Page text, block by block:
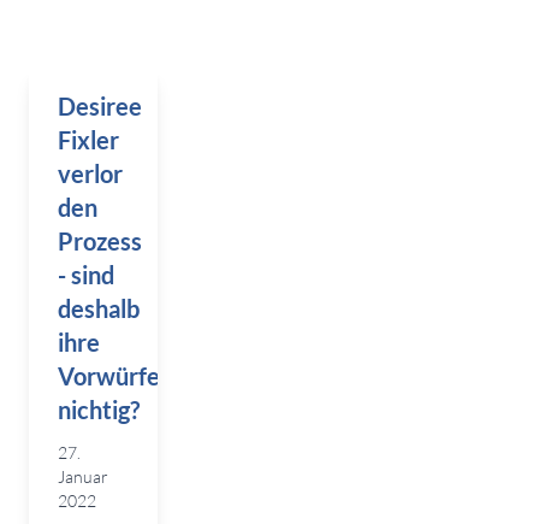
Desiree
Fixler
verlor
den
Prozess
- sind
deshalb
ihre
Vorwürfe
nichtig?
27.
Januar
2022